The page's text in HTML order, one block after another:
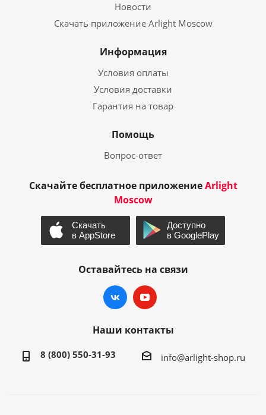
Новости
Скачать приложение Arlight Moscow
Информация
Условия оплаты
Условия доставки
Гарантия на товар
Помощь
Вопрос-ответ
Скачайте бесплатное приложениеArlight
Moscow
Оставайтесь на связи
Наши контакты
8 (800) 550-31-93 info@arlight-shop.ru